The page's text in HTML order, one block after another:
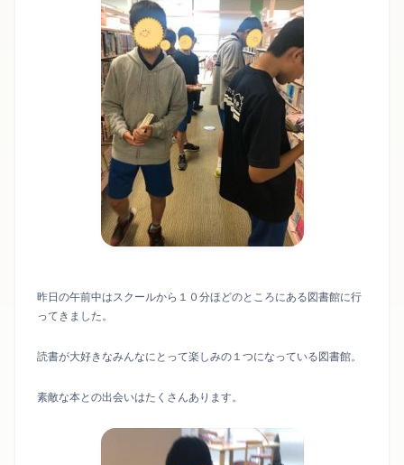
昨日の午前中はスクールから１０分ほどのところにある図書館に行
ってきました。
読書が大好きなみんなにとって楽しみの１つになっている図書館。
素敵な本との出会いはたくさんあります。